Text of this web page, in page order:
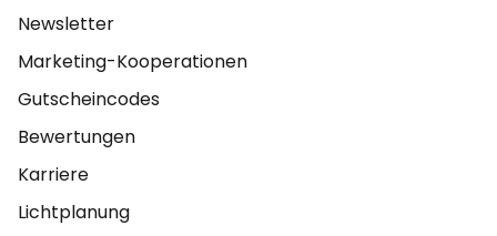
Newsletter
Marketing-Kooperationen
Gutscheincodes
Bewertungen
Karriere
Lichtplanung